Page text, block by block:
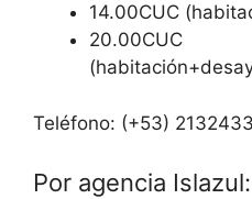
14.00CUC
20.00CUC
Teléfono: (+53)
Por agencia Islazul: